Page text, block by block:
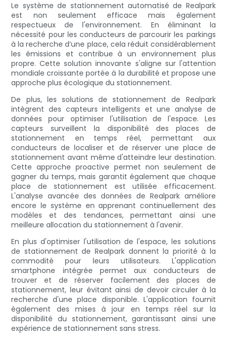
Le système de stationnement automatisé de Realpark
est non seulement efficace mais également
respectueux de l'environnement. En éliminant la
nécessité pour les conducteurs de parcourir les parkings
à la recherche d’une place, cela réduit considérablement
les émissions et contribue à un environnement plus
propre. Cette solution innovante s'aligne sur l'attention
mondiale croissante portée à la durabilité et propose une
approche plus écologique du stationnement.
De plus, les solutions de stationnement de Realpark
intègrent des capteurs intelligents et une analyse de
données pour optimiser l'utilisation de l'espace. Les
capteurs surveillent la disponibilité des places de
stationnement en temps réel, permettant aux
conducteurs de localiser et de réserver une place de
stationnement avant même d'atteindre leur destination.
Cette approche proactive permet non seulement de
gagner du temps, mais garantit également que chaque
place de stationnement est utilisée efficacement.
L'analyse avancée des données de Realpark améliore
encore le système en apprenant continuellement des
modèles et des tendances, permettant ainsi une
meilleure allocation du stationnement à l'avenir.
En plus d'optimiser l'utilisation de l'espace, les solutions
de stationnement de Realpark donnent la priorité à la
commodité pour leurs utilisateurs. L'application
smartphone intégrée permet aux conducteurs de
trouver et de réserver facilement des places de
stationnement, leur évitant ainsi de devoir circuler à la
recherche d'une place disponible. L'application fournit
également des mises à jour en temps réel sur la
disponibilité du stationnement, garantissant ainsi une
expérience de stationnement sans stress.